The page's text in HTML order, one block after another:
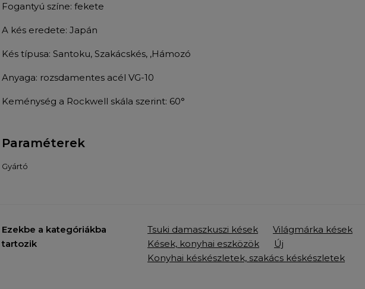
Fogantyú színe: fekete
A kés eredete: Japán
Kés típusa: Santoku, Szakácskés, ,Hámozó
Anyaga: rozsdamentes acél VG-10
Keménység a Rockwell skála szerint: 60°
Paraméterek
Gyártó
Ezekbe a kategóriákba
tartozik
Tsuki damaszkuszi kések
Világmárka kések
Kések, konyhai eszközök
Új
Konyhai késkészletek, szakács késkészletek